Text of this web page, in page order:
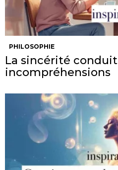
PHILOSOPHIE
La sincérité
incompréhensions